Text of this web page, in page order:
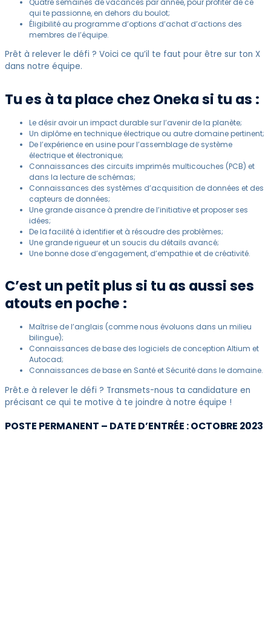
qui te passionne, en dehors du boulot;
Éligibilité au programme d’options d’achat d’actions des
membres de l’équipe.
Prêt à relever le défi ? Voici ce qu’il te faut pour être sur ton X
dans notre équipe.
Tu es à ta place chez Oneka si tu as :
Le désir avoir un impact durable sur l’avenir de la planète;
Un diplôme en technique électrique ou autre domaine pertinent;
De l’expérience en usine pour l’assemblage de système
électrique et électronique;
Connaissances des circuits imprimés multicouches (PCB) et
dans la lecture de schémas;
Connaissances des systèmes d’acquisition de données et des
capteurs de données;
Une grande aisance à prendre de l’initiative et proposer ses
idées;
De la facilité à identifier et à résoudre des problèmes;
Une grande rigueur et un soucis du détails avancé;
Une bonne dose d’engagement, d’empathie et de créativité.
C’est un petit plus si tu as aussi ses
atouts en poche :
Maîtrise de l’anglais (comme nous évoluons dans un milieu
bilingue);
Connaissances de base des logiciels de conception Altium et
Autocad;
Connaissances de base en Santé et Sécurité dans le domaine.
Prêt.e à relever le défi ? Transmets-nous ta candidature en
précisant ce qui te motive à te joindre à notre équipe !
POSTE PERMANENT – DATE D’ENTRÉE : OCTOBRE 2023